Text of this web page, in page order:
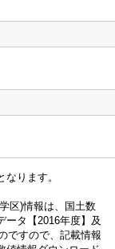
ります。
区)情報は、国土数
ータ【2016年度】及
ですので、記載情報